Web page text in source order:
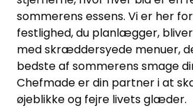
sommerens essens. Vi er her
festlighed, du planlægger,
med skræddersyede menuer,
bedste af sommerens smage
Chefmade er din partner i at
øjeblikke og fejre livets glæder.